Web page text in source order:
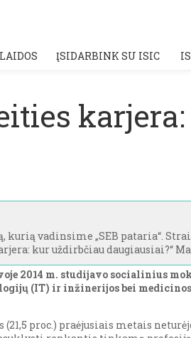
ĮSIDARBINK SU ISIC
vadinsime „SEB pataria“.
kur uždirbčiau daugiausiai?“
2014 m. studijavo socialinius
(IT) ir inžinerijos bei
proc.) praėjusiais metais